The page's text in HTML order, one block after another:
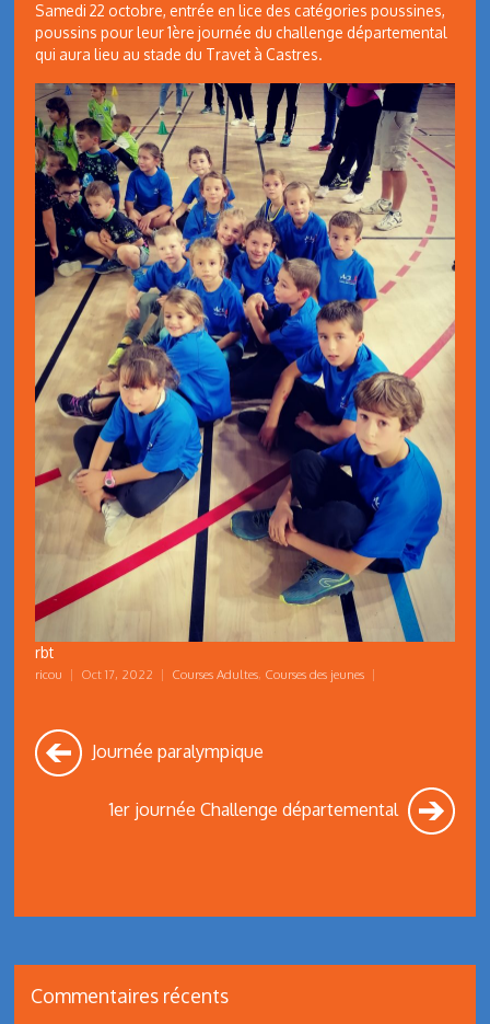
Samedi 22 octobre, entrée en lice des catégories poussines,
poussins pour leur 1ère journée du challenge départemental
qui aura lieu au stade du Travet à Castres.
rbt
ricou | Oct 17, 2022 | Courses Adultes, Courses des jeunes |
Journée paralympique
1er journée Challenge départemental
Commentaires récents